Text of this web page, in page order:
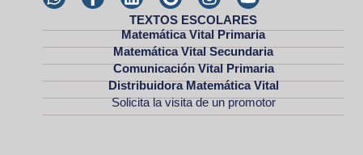
TEXTOS ESCOLARES
Matemática Vital Primaria
Matemática Vital Secundaria
Comunicación Vital Primaria
Distribuidora Matemática Vital
Solicita la visita de un promotor